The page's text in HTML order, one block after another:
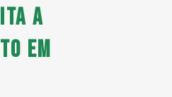
a
em